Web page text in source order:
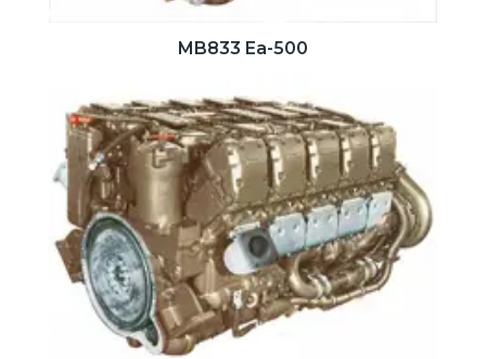
MB833 Ea-500